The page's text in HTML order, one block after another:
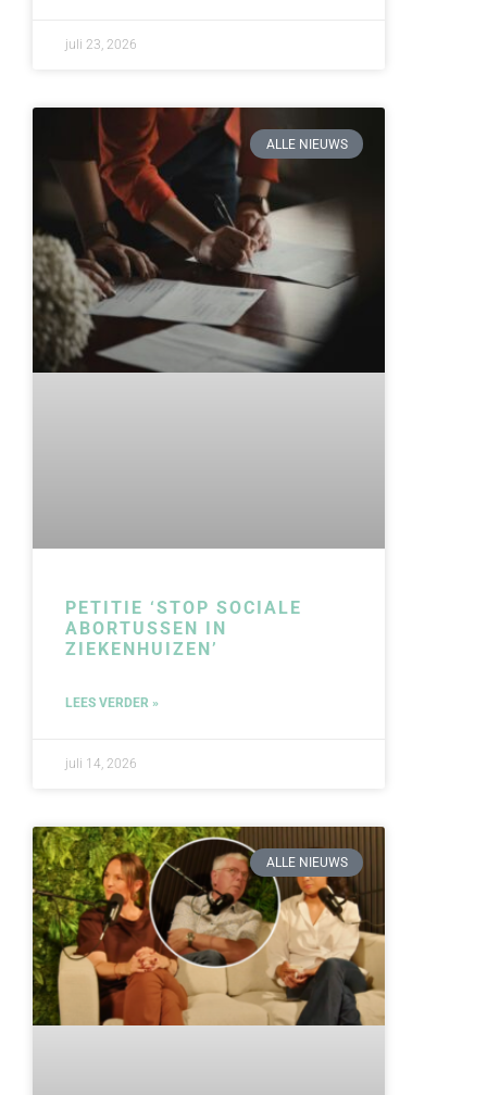
juli 23, 2026
ALLE NIEUWS
PETITIE ‘STOP SOCIALE
ABORTUSSEN IN
ZIEKENHUIZEN’
LEES VERDER »
juli 14, 2026
ALLE NIEUWS